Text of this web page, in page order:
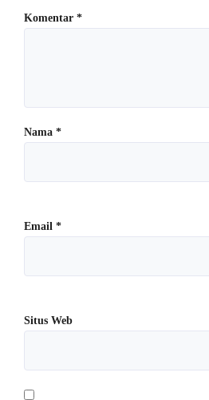
Komentar *
Nama *
Email *
Situs Web